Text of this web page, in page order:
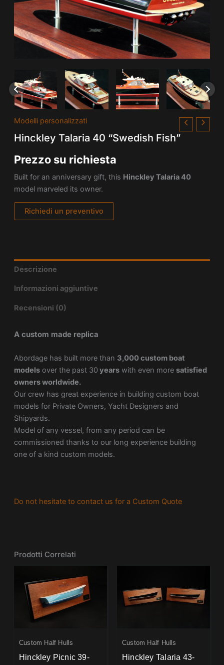
Modelli personalizzati
Hinckley Talaria 40 “Swedish Fish”
Prezzo su richiesta
Built for an anniversary gift, this Hinckley Talaria 40
model marveled its owner.
Richiedi un preventivo
Descrizione
Informazioni aggiuntive
Recensioni (0)
A custom made replica
Abordage has built more than 3,000 custom boat
modelsover the past 30 yearswith even more satisfied
owners worldwide.
Our crew has great experience in building custom boat
models for Private Owners, Yacht Designers and
Shipyards.
Model of any vessel, from any period can be
commissioned thanks to our long experience building
one of a kind custom models.
Do not hesitate to contact us for a Custom Quote
Prodotti Correlati
Custom Half Hulls
Hinckley Picnic 39-
Custom Half Hulls
Hinckley Talaria 43-